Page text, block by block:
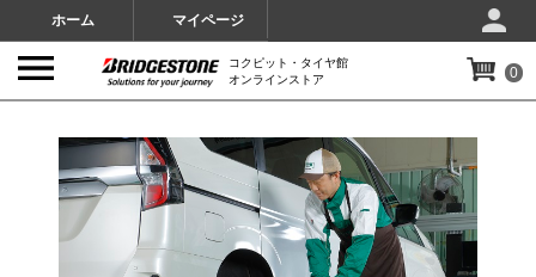
ホーム マイページ
コクピット・タイヤ館
オンラインストア
0